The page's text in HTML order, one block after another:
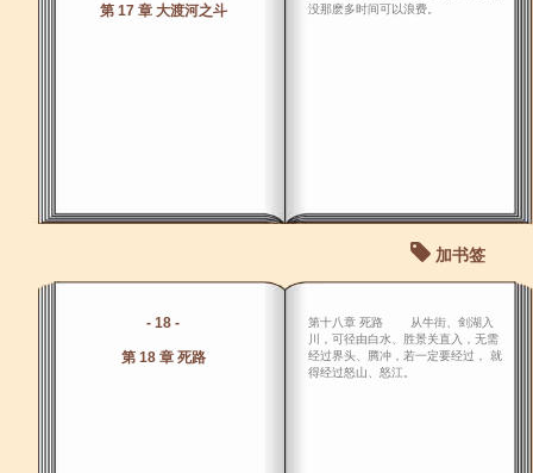
第 17 章 大渡河之斗
没那麽多时间可以浪费。
加书签
- 18 -
第 18 章 死路
第十八章 死路 从牛街、剑湖入
川，可径由白水、胜景关直入，无需
经过界头、腾冲，若一定要经过， 就
得经过怒山、怒江。